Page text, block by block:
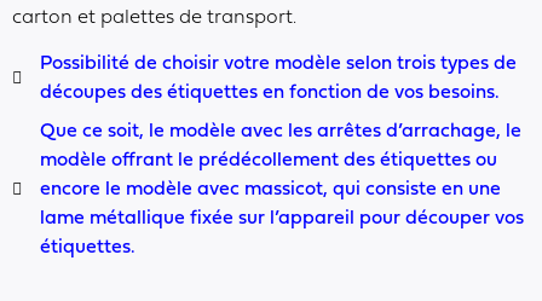
carton et palettes de transport.
Possibilité de choisir votre modèle selon trois types de
découpes des étiquettes en fonction de vos besoins.
Que ce soit, le modèle avec les arrêtes d’arrachage, le
modèle offrant le prédécollement des étiquettes ou
encore le modèle avec massicot, qui consiste en une
lame métallique fixée sur l’appareil pour découper vos
étiquettes.